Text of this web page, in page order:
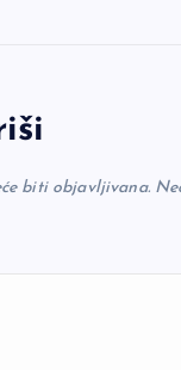
biti objavljivana.